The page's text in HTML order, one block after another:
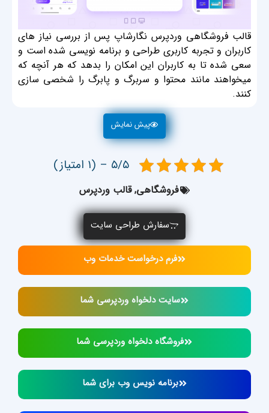
قالب فروشگاهی وردپرس نگارشاپ پس از بررسی نیاز های
کاربران و تجربه کاربری طراحی و برنامه نویسی شده است و
سعی شده تا به کاربران این امکان را بدهد که هر آنچه که
میخواهند مانند محتوا و سربرگ و پابرگ را شخصی سازی
کنند.
پیش نمایش
۵/۵ – (۱ امتیاز)
فروشگاهی,قالب وردپرس
سفارش طراحی سایت
فرم درخواست خدمات وب
سایت دلخواه وردپرسی شما
فروشگاه دلخواه وردپرسی شما
برنامه نویس وب برای شما